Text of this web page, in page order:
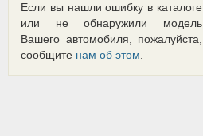
Если вы нашли ошибку в каталоге
или не обнаружили модель
Вашего автомобиля, пожалуйста,
сообщите нам об этом